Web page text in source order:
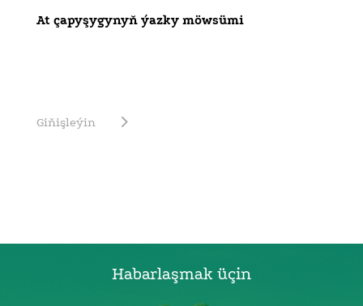
At çapyşygynyň ýazky möwsümi
Giňişleýin
Habarlaşmak üçin